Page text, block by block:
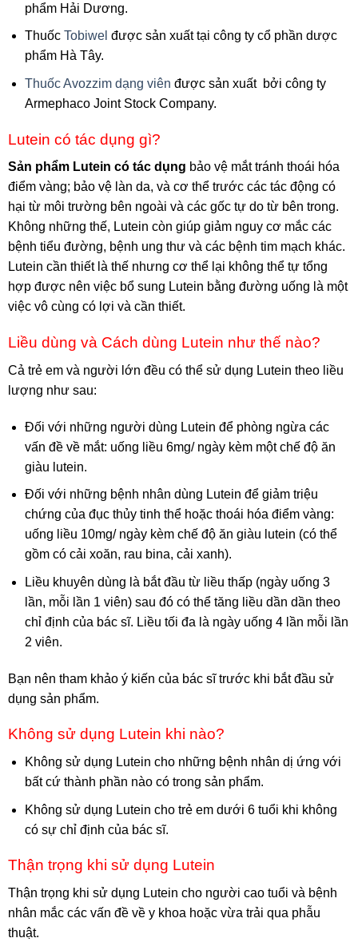
phẩm Hải Dương.
Thuốc Tobiwel được sản xuất tại công ty cổ phần dược
phẩm Hà Tây.
Thuốc Avozzim dạng viên được sản xuất bởi công ty
Armephaco Joint Stock Company.
Lutein có tác dụng gì?
Sản phẩm Lutein có tác dụng bảo vệ mắt tránh thoái hóa
điểm vàng; bảo vệ làn da, và cơ thể trước các tác động có
hại từ môi trường bên ngoài và các gốc tự do từ bên trong.
Không những thế, Lutein còn giúp giảm nguy cơ mắc các
bệnh tiểu đường, bệnh ung thư và các bệnh tim mạch khác.
Lutein cần thiết là thế nhưng cơ thể lại không thể tự tổng
hợp được nên việc bổ sung Lutein bằng đường uống là một
việc vô cùng có lợi và cần thiết.
Liều dùng và Cách dùng Lutein như thế nào?
Cả trẻ em và người lớn đều có thể sử dụng Lutein theo liều
lượng như sau:
Đối với những người dùng Lutein để phòng ngừa các
vấn đề về mắt: uống liều 6mg/ ngày kèm một chế độ ăn
giàu lutein.
Đối với những bệnh nhân dùng Lutein để giảm triệu
chứng của đục thủy tinh thể hoặc thoái hóa điểm vàng:
uống liều 10mg/ ngày kèm chế độ ăn giàu lutein (có thể
gồm có cải xoăn, rau bina, cải xanh).
Liều khuyên dùng là bắt đầu từ liều thấp (ngày uống 3
lần, mỗi lần 1 viên) sau đó có thể tăng liều dần dần theo
chỉ định của bác sĩ. Liều tối đa là ngày uống 4 lần mỗi lần
2 viên.
Bạn nên tham khảo ý kiến của bác sĩ trước khi bắt đầu sử
dụng sản phẩm.
Không sử dụng Lutein khi nào?
Không sử dụng Lutein cho những bệnh nhân dị ứng với
bất cứ thành phần nào có trong sản phẩm.
Không sử dụng Lutein cho trẻ em dưới 6 tuổi khi không
có sự chỉ định của bác sĩ.
Thận trọng khi sử dụng Lutein
Thận trọng khi sử dụng Lutein cho người cao tuổi và bệnh
nhân mắc các vấn đề về y khoa hoặc vừa trải qua phẫu
thuật.